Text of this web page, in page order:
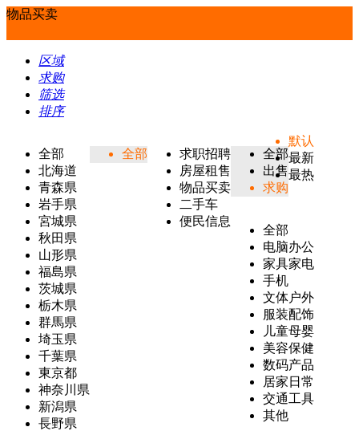
物品买卖
区域
求购
筛选
排序
全部
北海道
青森県
岩手県
宮城県
秋田県
山形県
福島県
茨城県
栃木県
群馬県
埼玉県
千葉県
東京都
神奈川県
新潟県
長野県
全部
求职招聘
房屋租售
物品买卖
二手车
便民信息
全部
出售
求购
全部
电脑办公
家具家电
手机
文体户外
服装配饰
儿童母婴
美容保健
数码产品
居家日常
交通工具
其他
默认
最新
最热